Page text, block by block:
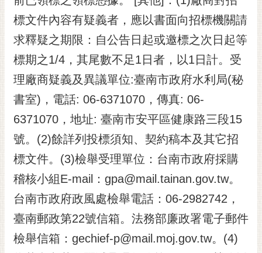
標文件內容有疑義者，應以書面向招標機關請
求釋疑之期限：自公告日起或邀標之次日起等
標期之1/4，其尾數不足1日者，以1日計。受
理廠商疑義及異議單位:臺南市政府水利局(秘
書室)，電話: 06-6371070，傳真: 06-
6371070，地址: 臺南市安平區健康路三段15
號。(2)餘詳列投標須知、契約稿本及其它招
標文件。(3)檢舉受理單位：台南市政府採購
稽核小組E-mail：gpa@mail.tainan.gov.tw。
台南市政府政風處檢舉電話：06-2982742，
臺南郵政第22號信箱。法務部廉政署電子郵件
檢舉信箱：gechief-p@mail.moj.gov.tw。(4)